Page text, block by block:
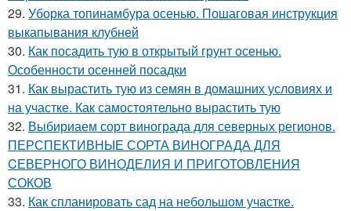
29. Уборка топинамбура осенью. Пошаговая инструкция
выкапывания клубней
30. Как посадить тую в открытый грунт осенью.
Особенности осенней посадки
31. Как вырастить тую из семян в домашних условиях и
на участке. Как самостоятельно вырастить тую
32. Выбириаем сорт винограда для северных регионов.
ПЕРСПЕКТИВНЫЕ СОРТА ВИНОГРАДА ДЛЯ
CЕВЕРНОГО ВИНОДЕЛИЯ И ПРИГОТОВЛЕНИЯ
СОКОВ
33. Как спланировать сад на небольшом участке.